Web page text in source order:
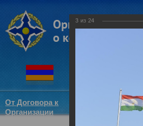
От Договора к
Организации
Структура
ОДКБ
3 из 24